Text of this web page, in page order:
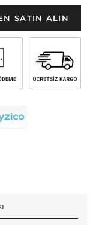
SATIN ALIN